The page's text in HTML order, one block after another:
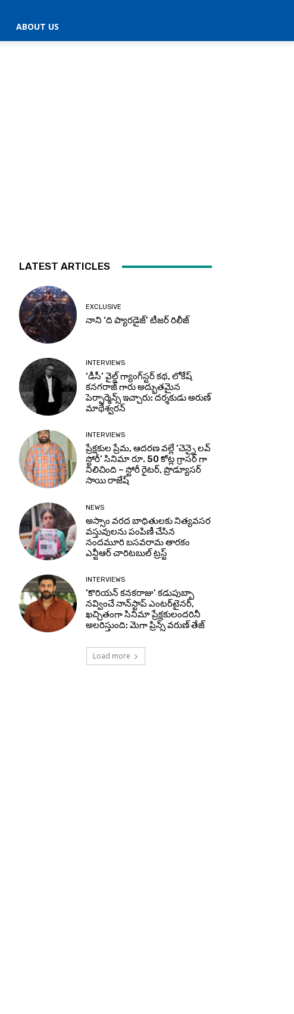
ABOUT US
LATEST ARTICLES
EXCLUSIVE
నాని ‘ది ప్యారడైజ్’ టీజర్‌ రిలీజ్
INTERVIEWS
‘డీసీ’ వైల్డ్ గ్యాంగ్‌స్టర్ కథ, లోకేష్
కనగరాజ్ గారు అద్భుతమైన
పెర్ఫార్మెన్స్ ఇచ్చారు: దర్శకుడు అరుణ్
మాథేశ్వరన్
INTERVIEWS
ప్రేక్షకుల ప్రేమ, ఆదరణ వల్లే ‘చెన్నై లవ్
స్టోరీ’ సినిమా రూ. 50 కోట్ల గ్రాసర్ గా
నిలిచింది – స్టోరీ రైటర్, ప్రొడ్యూసర్
సాయి రాజేష్
NEWS
అస్సాం వరద బాధితులకు నిత్యవసర
వస్తువులను పంపిణీ చేసిన
నందమూరి బసవరామ తారకం
ఎన్టీఆర్ చారిటబుల్ ట్రస్ట్
INTERVIEWS
‘కొరియన్ కనకరాజు’ కడుపుబ్బా
నవ్వించే నాన్‌స్టాప్ ఎంటర్‌టైనర్,
ఖచ్చితంగా సినిమా ప్రేక్షకులందరినీ
అలరిస్తుంది: మెగా ప్రిన్స్ వరుణ్ తేజ్
Load more